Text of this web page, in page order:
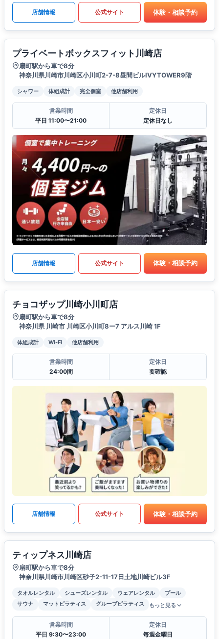
店舗情報 公式サイト 体験・相談予約
プライベートボックスフィット川崎店
扇町駅から車で8分
神奈川県川崎市川崎区小川町2-7-8昼間ビルIVYTOWER9階
シャワー 体組成計 完全個室 他店舗利用
営業時間
平日 11:00〜21:00
定休日
定休日なし
店舗情報 公式サイト 体験・相談予約
チョコザップ川崎小川町店
扇町駅から車で8分
神奈川県 川崎市 川崎区小川町8ー7 アルス川崎 1F
体組成計 Wi-Fi 他店舗利用
営業時間
24:00間
定休日
要確認
店舗情報 公式サイト 体験・相談予約
ティップネス川崎店
扇町駅から車で8分
神奈川県川崎市川崎区砂子2-11-17日土地川崎ビル3F
タオルレンタル シューズレンタル ウェアレンタル
プール
サウナ
マットピラティス グループピラティス もっと見る
営業時間
平日 9:30〜23:00
定休日
毎週金曜日